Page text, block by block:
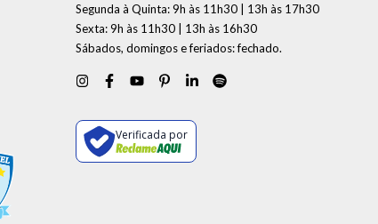
Segunda à Quinta: 9h às 11h30 | 13h às 17h30
Sexta: 9h às 11h30 | 13h às 16h30
Sábados, domingos e feriados: fechado.
Verificada por